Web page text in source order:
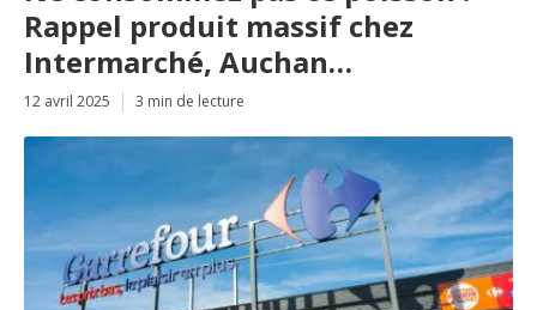
Rappel produit massif chez
Intermarché, Auchan…
12 avril 2025 3 min de lecture